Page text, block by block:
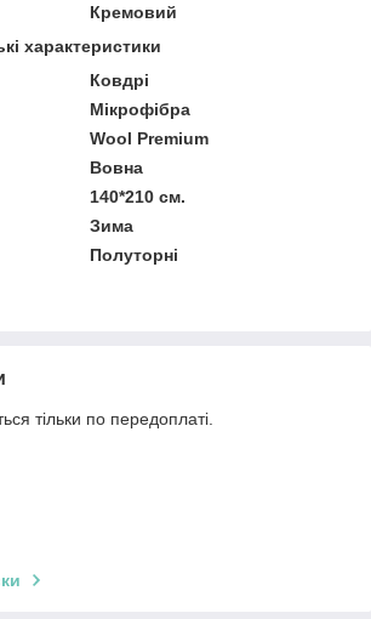
Кремовий
характеристики
Ковдрі
Мікрофібра
Wool Premium
Вовна
140*210 см.
Зима
Полуторні
тільки по передоплаті.